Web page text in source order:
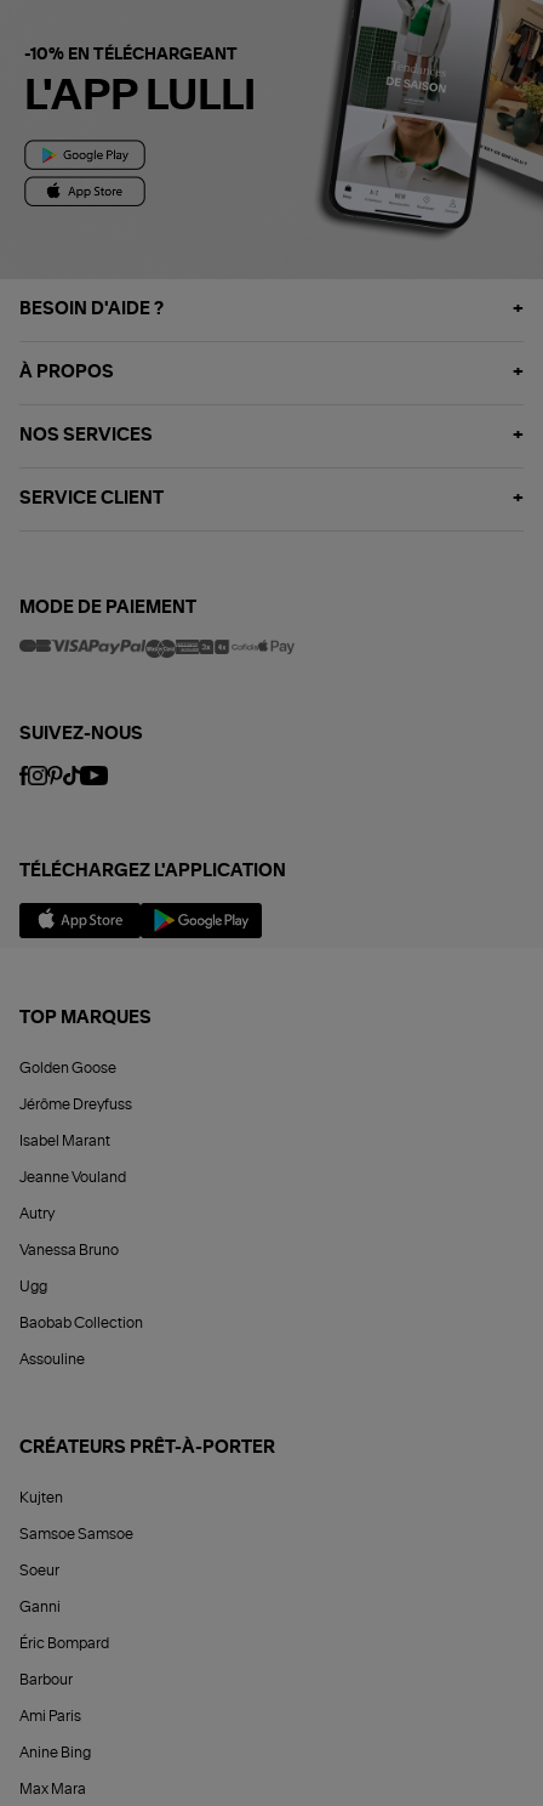
-10% EN TÉLÉCHARGEANT
L'APP LULLI
BESOIN D'AIDE ?
À PROPOS
NOS SERVICES
SERVICE CLIENT
MODE DE PAIEMENT
SUIVEZ-NOUS
TÉLÉCHARGEZ L'APPLICATION
TOP MARQUES
Golden Goose
Jérôme Dreyfuss
Isabel Marant
Jeanne Vouland
Autry
Vanessa Bruno
Ugg
Baobab Collection
Assouline
CRÉATEURS PRÊT-À-PORTER
Kujten
Samsoe Samsoe
Soeur
Ganni
Éric Bompard
Barbour
Ami Paris
Anine Bing
Max Mara